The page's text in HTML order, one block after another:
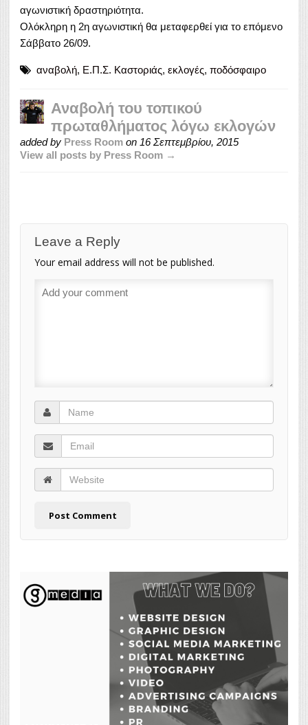
αγωνιστική δραστηριότητα.
Ολόκληρη η 2η αγωνιστική θα μεταφερθεί για το επόμενο
Σάββατο 26/09.
αναβολή, Ε.Π.Σ. Καστοριάς, εκλογές, ποδόσφαιρο
Αναβολή του τοπικού
πρωταθλήματος λόγω εκλογών
added by Press Room on 16 Σεπτεμβρίου, 2015
View all posts by Press Room →
Leave a Reply
Your email address will not be published.